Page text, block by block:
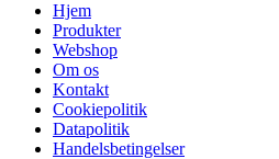
Hjem
Produkter
Webshop
Om os
Kontakt
Cookiepolitik
Datapolitik
Handelsbetingelser